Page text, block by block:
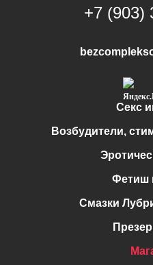
+7 (903)
Секс
Возбудители,
Фетиш
Смазки